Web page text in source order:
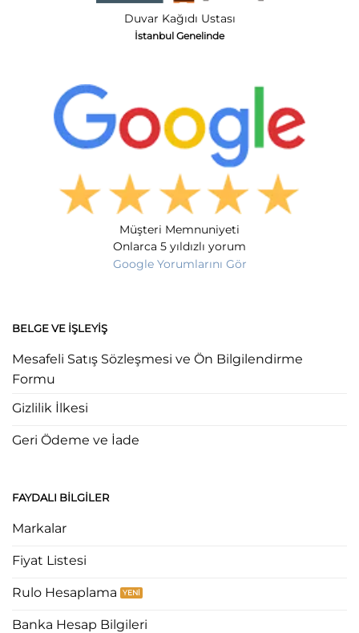
Duvar Kağıdı Ustası
İstanbul Genelinde
Müşteri Memnuniyeti
Onlarca 5 yıldızlı yorum
Google Yorumlarını Gör
BELGE VE İŞLEYIŞ
Mesafeli Satış Sözleşmesi ve Ön Bilgilendirme
Formu
Gizlilik İlkesi
Geri Ödeme ve İade
FAYDALI BILGILER
Markalar
Fiyat Listesi
Rulo Hesaplama
Banka Hesap Bilgileri